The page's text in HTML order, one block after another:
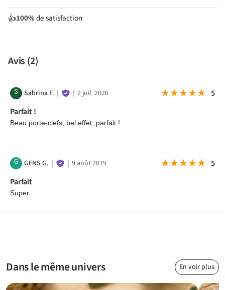
👍100%de satisfaction
Avis (2)
S Sabrina F. ｜ ｜ 2 juil. 2020 ★★★★★
★★★★★ 5
Parfait !
Beau porte-clefs, bel effet, parfait !
G GENS G. ｜ ｜ 9 août 2019 ★★★★★
★★★★★ 5
Parfait
Super
Dans le même univers En voir plus